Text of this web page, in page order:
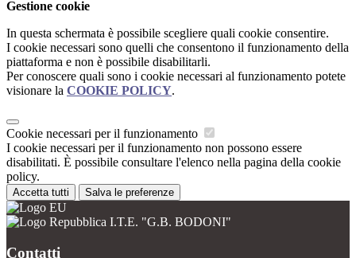
Gestione cookie
In questa schermata è possibile scegliere quali cookie consentire.
I cookie necessari sono quelli che consentono il funzionamento della
piattaforma e non è possibile disabilitarli.
Per conoscere quali sono i cookie necessari al funzionamento potete
visionare la COOKIE POLICY.
Cookie necessari per il funzionamento
I cookie necessari per il funzionamento non possono essere
disabilitati. È possibile consultare l'elenco nella pagina della cookie
policy.
Accetta tutti Salva le preferenze
I.T.E. "G.B. BODONI"
Contatti